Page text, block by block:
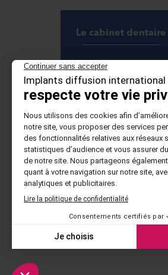
Le cabinet dentaire
Scanner intra-oral